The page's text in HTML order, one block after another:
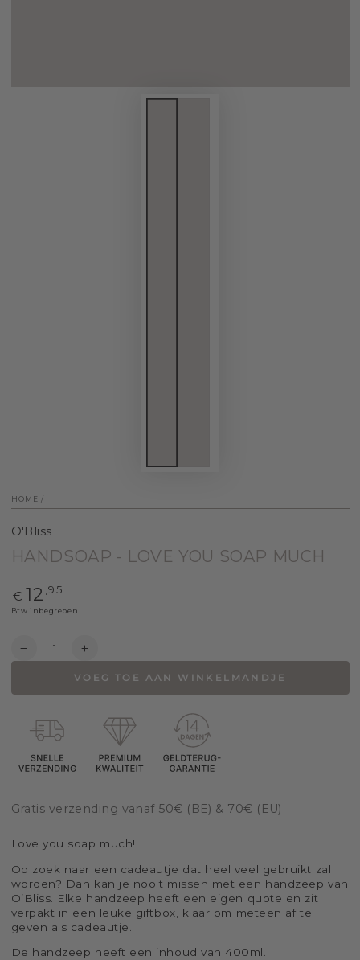
HOME /
O'Bliss
HANDSOAP - LOVE YOU SOAP MUCH
Normale
prijs
€ 12 ,95
Btw inbegrepen
Hoeveelehid
Verlaag
you
soap
Voeg
toe
Handsoap
you
soap
VOEG TOE AAN WINKELMANDJE
Gratis verzending vanaf 50€ (BE) & 70€ (EU)
Love you soap much!
Op zoek naar een cadeautje dat heel veel gebruikt zal
worden? Dan kan je nooit missen met een handzeep van
O’Bliss. Elke handzeep heeft een eigen quote en zit
verpakt in een leuke giftbox, klaar om meteen af te
geven als cadeautje.
De handzeep heeft een inhoud van 400ml.